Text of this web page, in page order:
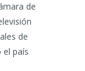
de
de
el país